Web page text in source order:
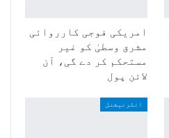
امریکی فوجی کارروائی
مشرق وسطیٰ کو غیر
مستحکم کر دے گی، آن
لائن پول
انٹرنیشنل